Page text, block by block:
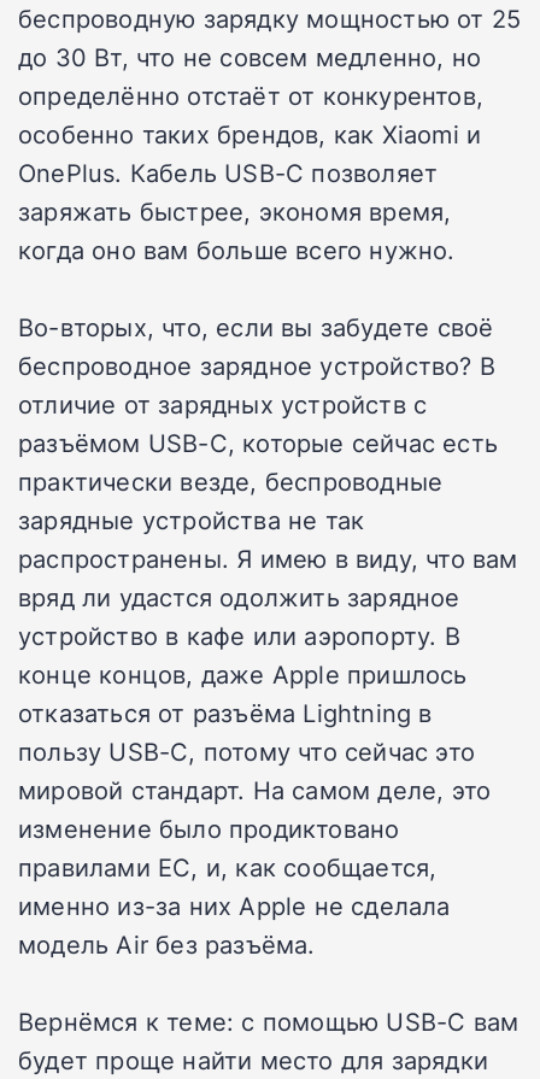
беспроводную зарядку мощностью от 25
до 30 Вт, что не совсем медленно, но
определённо отстаёт от конкурентов,
особенно таких брендов, как Xiaomi и
OnePlus. Кабель USB-C позволяет
заряжать быстрее, экономя время,
когда оно вам больше всего нужно.
Во-вторых, что, если вы забудете своё
беспроводное зарядное устройство? В
отличие от зарядных устройств с
разъёмом USB-C, которые сейчас есть
практически везде, беспроводные
зарядные устройства не так
распространены. Я имею в виду, что вам
вряд ли удастся одолжить зарядное
устройство в кафе или аэропорту. В
конце концов, даже Apple пришлось
отказаться от разъёма Lightning в
пользу USB-C, потому что сейчас это
мировой стандарт. На самом деле, это
изменение было продиктовано
правилами ЕС, и, как сообщается,
именно из-за них Apple не сделала
модель Air без разъёма.
Вернёмся к теме: с помощью USB-C вам
будет проще найти место для зарядки